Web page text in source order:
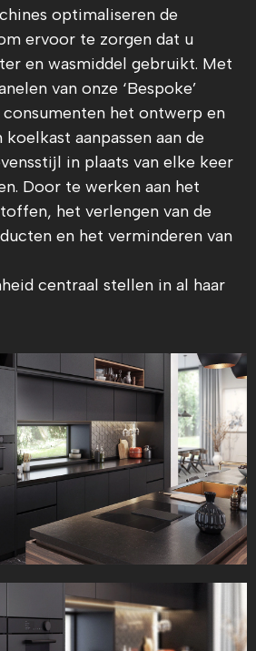
optimaliseren de
ervoor te zorgen dat u
en wasmiddel gebruikt. Met
van onze ‘Bespoke’
het ontwerp en
aanpassen aan de
in plaats van elke keer
Door te werken aan het
het verlengen van de
en het verminderen van
centraal stellen in al haar